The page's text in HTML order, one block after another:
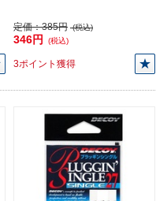
定価：385円 (税込)
346円 (税込)
3ポイント獲得